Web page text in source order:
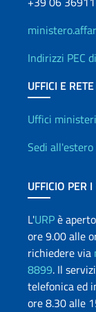
Indirizzi PEC
UFFICI E
Uffici
Uffici
Sedi all'estero
UFFICIO PER
L'URPè
ore 9.00 alle
richiedere via
8899. Il
telefonica ed
ore 8.30 alle